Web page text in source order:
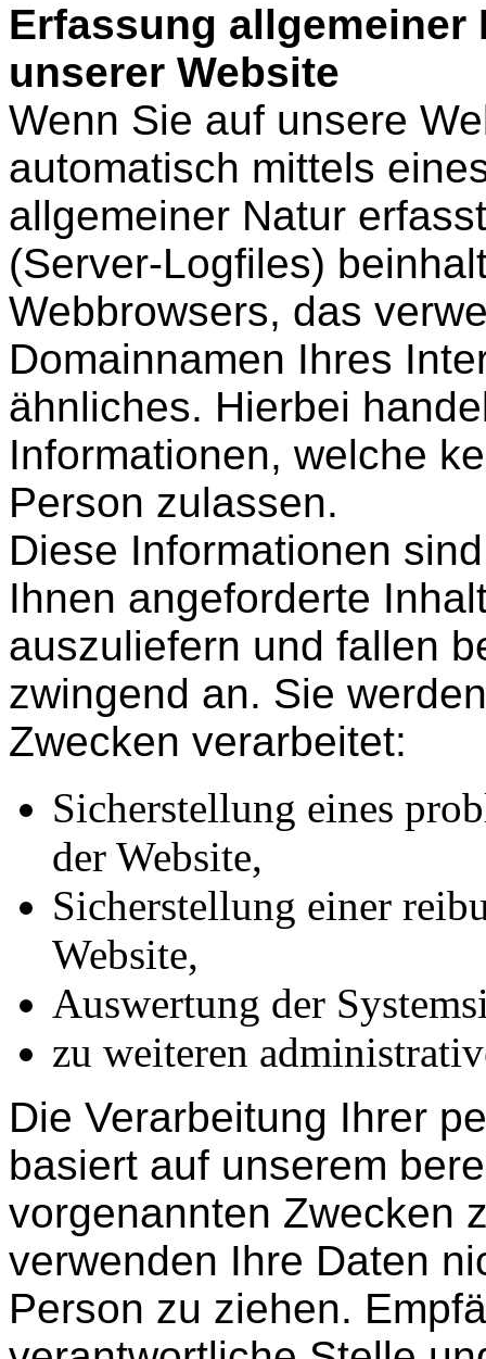
Erfassung
unserer Website
Wenn Sie auf unsere
automatisch mittels
allgemeiner Natur
(Server-Logfiles)
Webbrowsers, das
Domainnamen Ihres
ähnliches. Hierbei
Informationen, welche
Person zulassen.
Diese Informationen
Ihnen angeforderte
auszuliefern und fallen
zwingend an. Sie
Zwecken verarbeitet:
Sicherstellung eines
der Website,
Sicherstellung einer
Website,
Auswertung der
zu weiteren
Die Verarbeitung Ihrer
basiert auf unserem
vorgenannten Zwecken
verwenden Ihre Daten
Person zu ziehen.